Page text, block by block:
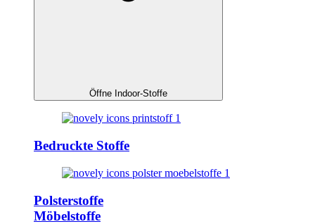
Öffne Indoor-Stoffe
Bedruckte Stoffe
Polsterstoffe
Möbelstoffe